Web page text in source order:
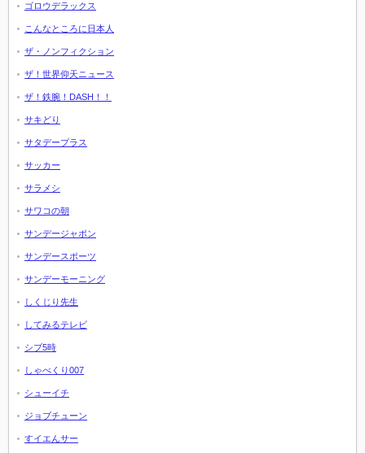
ゴロウデラックス
こんなところに日本人
ザ・ノンフィクション
ザ！世界仰天ニュース
ザ！鉄腕！DASH！！
サキどり
サタデープラス
サッカー
サラメシ
サワコの朝
サンデージャポン
サンデースポーツ
サンデーモーニング
しくじり先生
してみるテレビ
シブ5時
しゃべくり007
シューイチ
ジョブチューン
すイエんサー